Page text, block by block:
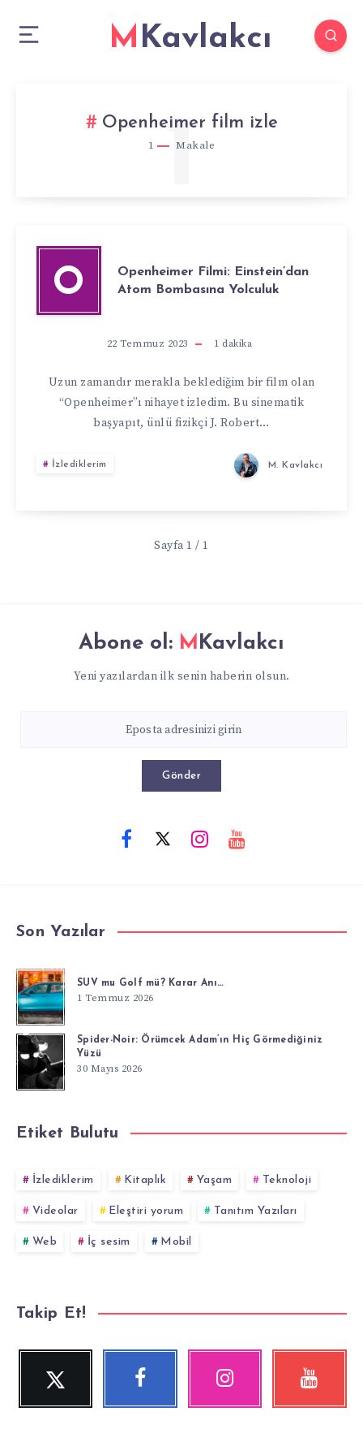
MKavlakcı
Openheimer film izle
1 Makale
1
O
Openheimer Filmi: Einstein’dan
Atom Bombasına Yolculuk
22 Temmuz 2023 1 dakika
Uzun zamandır merakla beklediğim bir film olan
“Openheimer”ı nihayet izledim. Bu sinematik
başyapıt, ünlü fizikçi J. Robert…
İzlediklerim M. Kavlakcı
Sayfa 1 / 1
Abone ol: MKavlakcı
Yeni yazılardan ilk senin haberin olsun.
Gönder
Son Yazılar
SUV mu Golf mü? Karar Anı…
1 Temmuz 2026
Spider-Noir: Örümcek Adam’ın Hiç Görmediğiniz
Yüzü
30 Mayıs 2026
Etiket Bulutu
İzlediklerim Kitaplık Yaşam Teknoloji
Videolar Eleştiri yorum Tanıtım Yazıları
Web İç sesim Mobil
Takip Et!
Twitter Facebook Instagram
Fotoğraflarımız!
YouTube
Videolara